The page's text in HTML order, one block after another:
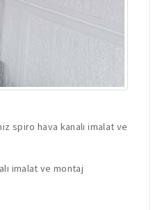
spiro hava kanalı imalat ve
imalat ve montaj